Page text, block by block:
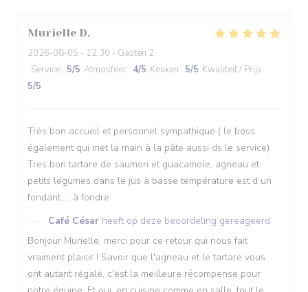
Murielle D
2026-08-05 - 12:30 - Gasten 2
Service : 5/5 Atmosfeer : 4/5 Keuken : 5/5 Kwaliteit / Prijs :
5/5
Très bon accueil et personnel sympathique ( le boss
également qui met la main à la pâte aussi ds le service)
Tres bon tartare de saumon et guacamole, agneau et
petits légumes dans le jus à basse température est d un
fondant......à fondre
Café César heeft op deze beoordeling gereageerd
Bonjour Murielle, merci pour ce retour qui nous fait
vraiment plaisir ! Savoir que l'agneau et le tartare vous
ont autant régalé, c'est la meilleure récompense pour